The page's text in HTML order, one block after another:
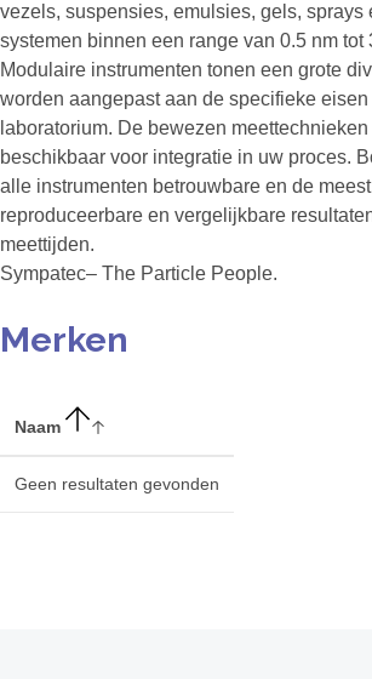
vezels, suspensies, emulsies, gels, sprays
systemen binnen een range van 0.5 nm tot
Modulaire instrumenten tonen een grote
worden aangepast aan de specifieke
laboratorium. De bewezen
beschikbaar voor integratie in uw proces.
alle instrumenten betrouwbare en de
reproduceerbare en vergelijkbare
meettijden.
Sympatec– The Particle People.
Merken
Naam
Geen resultaten gevonden